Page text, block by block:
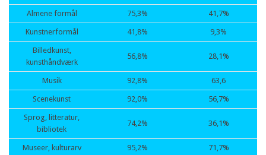
Almene formål 75,3% 41,7%
Kunstnerformål 41,8% 9,3%
Billedkunst,
kunsthåndværk
56,8% 28,1%
Musik 92,8% 63,6
Scenekunst 92,0% 56,7%
Sprog, litteratur,
bibliotek
74,2% 36,1%
Museer, kulturarv 95,2% 71,7%